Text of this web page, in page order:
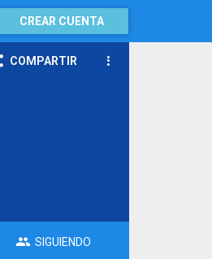
CREAR CUENTA
COMPARTIR
SIGUIENDO